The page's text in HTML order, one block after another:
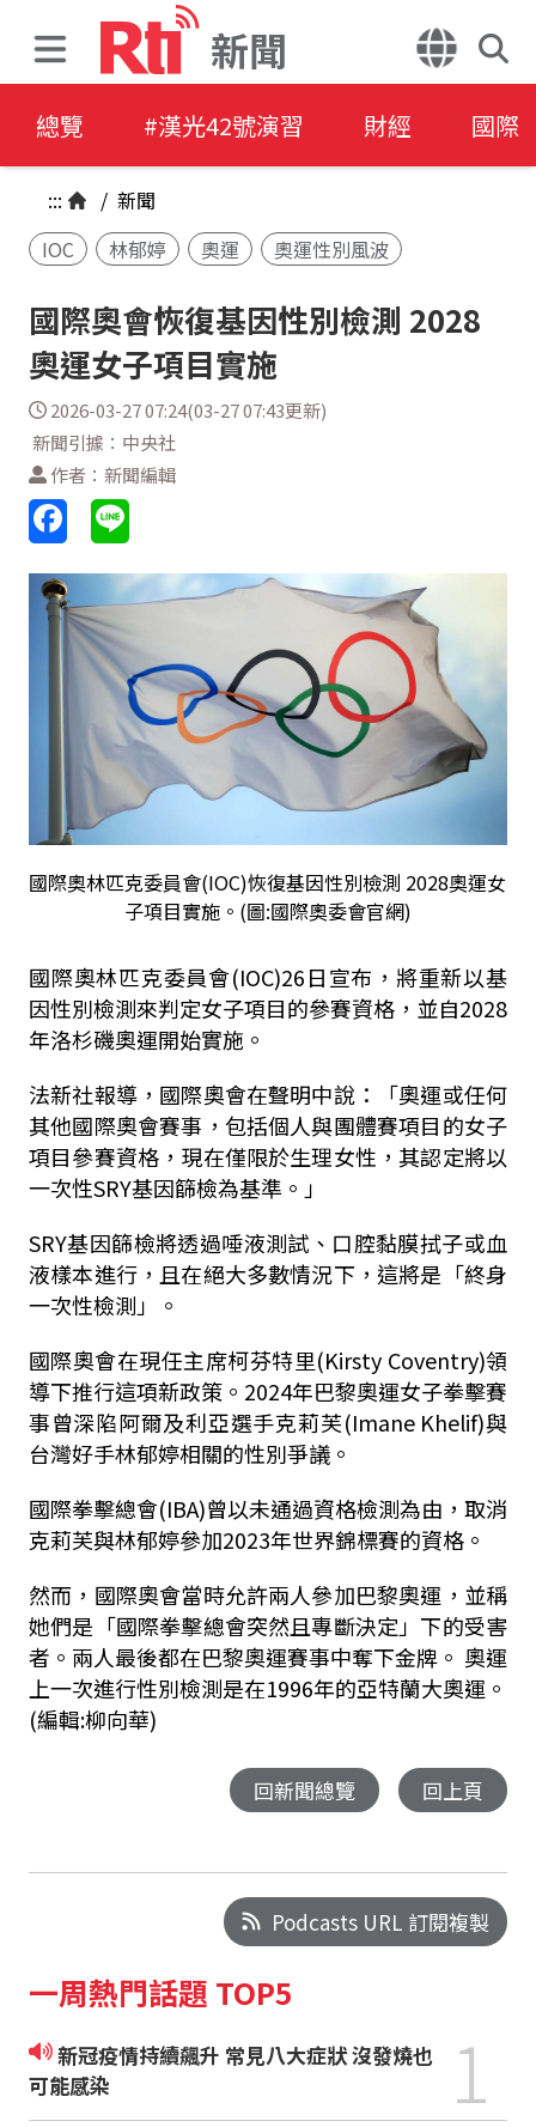
新聞
總覽 #漢光42號演習 財經 國際
::: / 新聞
IOC
林郁婷 奧運 奧運性別風波
國際奧會恢復基因性別檢測 2028
奧運女子項目實施
2026-03-27 07:24(03-27 07:43更新)
新聞引據：中央社
作者：新聞編輯
國際奧林匹克委員會(IOC)恢復基因性別檢測 2028奧運女
子項目實施。(圖:國際奧委會官網)
國際奧林匹克委員會(IOC)26日宣布，將重新以基
因性別檢測來判定女子項目的參賽資格，並自2028
年洛杉磯奧運開始實施。
法新社報導，國際奧會在聲明中說：「奧運或任何
其他國際奧會賽事，包括個人與團體賽項目的女子
項目參賽資格，現在僅限於生理女性，其認定將以
一次性SRY基因篩檢為基準。」
SRY基因篩檢將透過唾液測試、口腔黏膜拭子或血
液樣本進行，且在絕大多數情況下，這將是「終身
一次性檢測」。
國際奧會在現任主席柯芬特里(Kirsty Coventry)領
導下推行這項新政策。2024年巴黎奧運女子拳擊賽
事曾深陷阿爾及利亞選手克莉芙(Imane Khelif)與
台灣好手林郁婷相關的性別爭議。
國際拳擊總會(IBA)曾以未通過資格檢測為由，取消
克莉芙與林郁婷參加2023年世界錦標賽的資格。
然而，國際奧會當時允許兩人參加巴黎奧運，並稱
她們是「國際拳擊總會突然且專斷決定」下的受害
者。兩人最後都在巴黎奧運賽事中奪下金牌。 奧運
上一次進行性別檢測是在1996年的亞特蘭大奧運。
(編輯:柳向華)
回新聞總覽 回上頁
Podcasts URL 訂閱複製
一周熱門話題 TOP5
新冠疫情持續飆升 常見八大症狀 沒發燒也
可能感染
1